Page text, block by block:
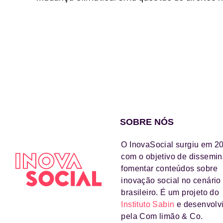
SOBRE NÓS
O InovaSocial surgiu em
com o objetivo de
fomentar conteúdos sobre
inovação social no cenário
brasileiro. É um projeto do
Instituto Sabin e
pela Com limão & Co.